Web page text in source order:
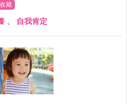
收藏
、 自我肯定